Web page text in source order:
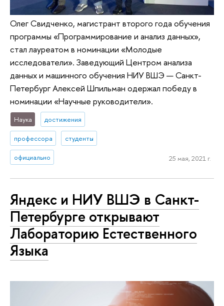
Олег Свидченко, магистрант второго года обучения
программы «Программирование и анализ данных»,
стал лауреатом в номинации «Молодые
исследователи». Заведующий Центром анализа
данных и машинного обучения НИУ ВШЭ — Санкт-
Петербург Алексей Шпильман одержал победу в
номинации «Научные руководители».
Наука достижения
профессора студенты
официально 25 мая, 2021 г.
Яндекс и НИУ ВШЭ в Санкт-
Петербурге открывают
Лабораторию Естественного
Языка